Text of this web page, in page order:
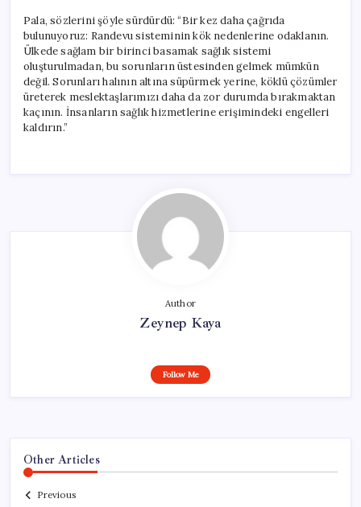
Pala, sözlerini şöyle sürdürdü: “Bir kez daha çağrıda
bulunuyoruz: Randevu sisteminin kök nedenlerine odaklanın.
Ülkede sağlam bir birinci basamak sağlık sistemi
oluşturulmadan, bu sorunların üstesinden gelmek mümkün
değil. Sorunları halının altına süpürmek yerine, köklü çözümler
üreterek meslektaşlarımızı daha da zor durumda bırakmaktan
kaçının. İnsanların sağlık hizmetlerine erişimindeki engelleri
kaldırın.”
Author
Zeynep Kaya
Follow Me
Other Articles
Previous